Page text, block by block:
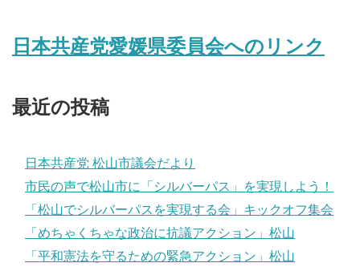
日本共産党愛媛県委員会へのリンク
最近の投稿
日本共産党 松山市議会だより
市民の声で松山市に「シルバーパス」を実現しよう！
「松山でシルバーパスを実現する会」キックオフ集会
「めちゃくちゃな政治に抗議アクション」松山
「平和憲法を守るための緊急アクション」松山